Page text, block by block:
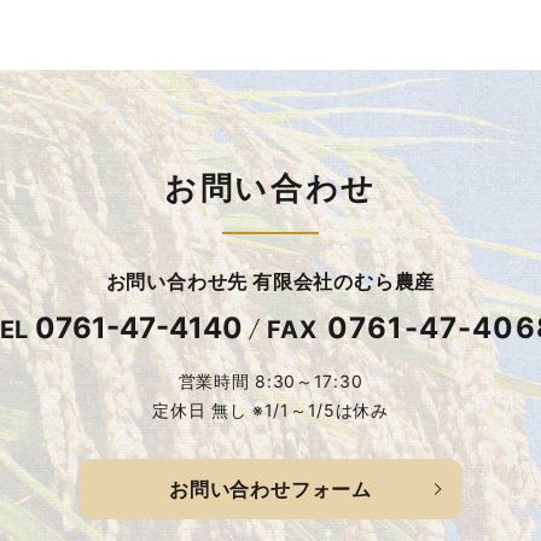
お問い合わせ
お問い合わせ先 有限会社のむら農産
0761-47-4140 FAX0761-47-
営業時間 8:30～17:30
定休日 無し ※1/1～1/5は休み
お問い合わせフォーム